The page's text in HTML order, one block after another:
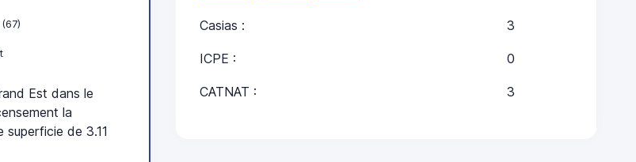
Est dans le
la
de 3.11
Casias : 3
ICPE : 0
CATNAT : 3